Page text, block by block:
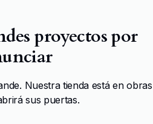
proyectos por
Nuestra tienda está en obras
sus puertas.